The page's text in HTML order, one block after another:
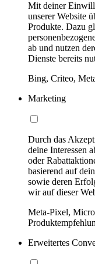
Mit deiner
unserer Website
Produkte. Dazu
ab und nutzen
Dienste bereits
Bing, Criteo,
Marketing
Durch das
deine Interessen
oder
basierend auf
sowie deren
wir auf dieser
Meta-Pixel,
Erweitertes